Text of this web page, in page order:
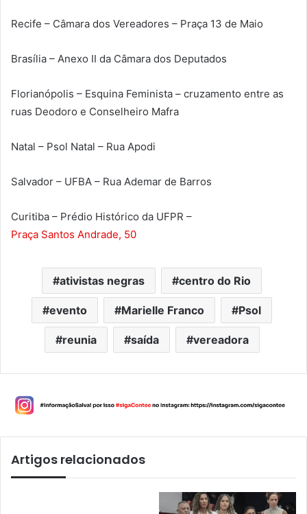
Recife – Câmara dos Vereadores – Praça 13 de Maio
Brasília – Anexo II da Câmara dos Deputados
Florianópolis – Esquina Feminista – cruzamento entre as
ruas Deodoro e Conselheiro Mafra
Natal – Psol Natal – Rua Apodi
Salvador – UFBA – Rua Ademar de Barros
Curitiba – Prédio Histórico da UFPR –
Praça Santos Andrade, 50
ativistas negras centro do Rio
evento Marielle Franco Psol
reunia saída vereadora
Artigos relacionados